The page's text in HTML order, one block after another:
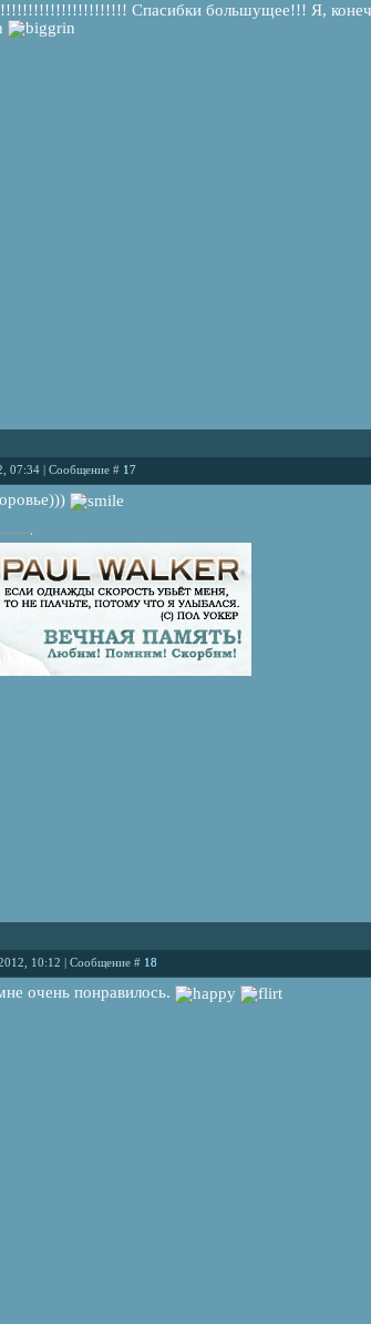
Спасибки большущее!!! Я,
07:34 | Сообщение # 17
10:12 | Сообщение # 18
очень понравилось.